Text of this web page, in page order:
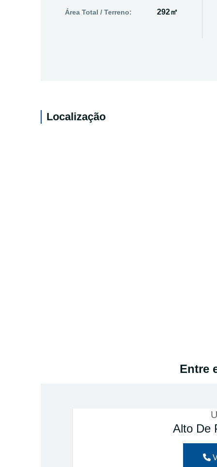
Área Total / Terreno: 292㎡
Localização
Entre
Alto De